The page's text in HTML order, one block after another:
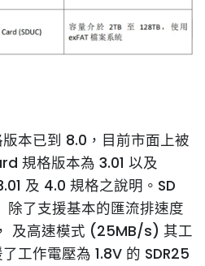
本已到 8.0，目前市面上被
規格版本為 3.01 以及
及 4.0 規格之說明。SD
除了支援基本的匯流排速度
及高速模式 (25MB/s) 其工
工作電壓為 1.8V 的 SDR25